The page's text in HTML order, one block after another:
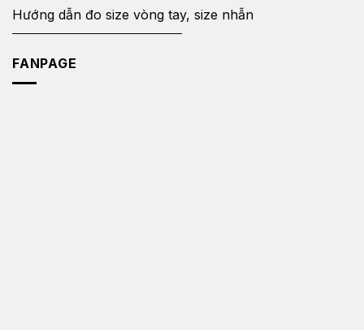
Hướng dẫn đo size vòng tay, size nhẫn
FANPAGE